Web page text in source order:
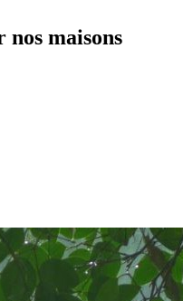
maisons